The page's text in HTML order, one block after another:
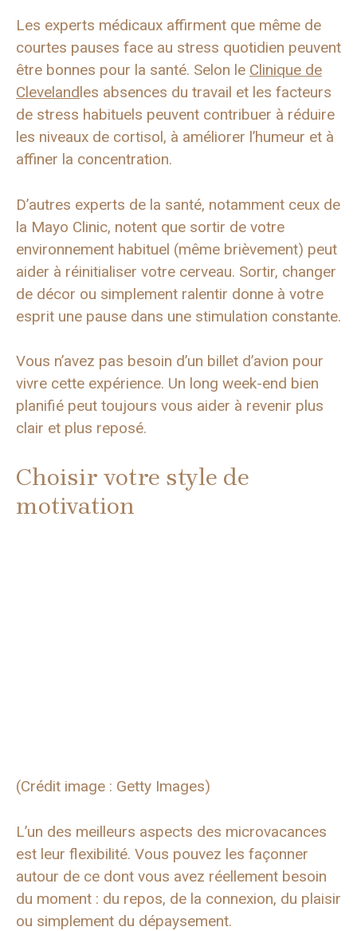
Les experts médicaux affirment que même de
courtes pauses face au stress quotidien peuvent
être bonnes pour la santé. Selon le Clinique de
Clevelandles absences du travail et les facteurs
de stress habituels peuvent contribuer à réduire
les niveaux de cortisol, à améliorer l’humeur et à
affiner la concentration.
D’autres experts de la santé, notamment ceux de
la Mayo Clinic, notent que sortir de votre
environnement habituel (même brièvement) peut
aider à réinitialiser votre cerveau. Sortir, changer
de décor ou simplement ralentir donne à votre
esprit une pause dans une stimulation constante.
Vous n’avez pas besoin d’un billet d’avion pour
vivre cette expérience. Un long week-end bien
planifié peut toujours vous aider à revenir plus
clair et plus reposé.
Choisir votre style de
motivation
(Crédit image : Getty Images)
L’un des meilleurs aspects des microvacances
est leur flexibilité. Vous pouvez les façonner
autour de ce dont vous avez réellement besoin
du moment : du repos, de la connexion, du plaisir
ou simplement du dépaysement.